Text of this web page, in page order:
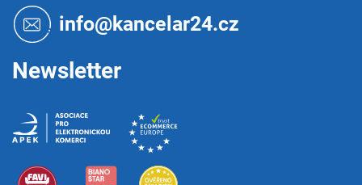
info@kancelar24.cz
Newsletter